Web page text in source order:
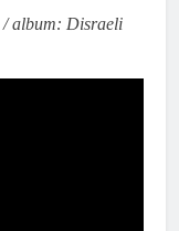
/ album: Disraeli